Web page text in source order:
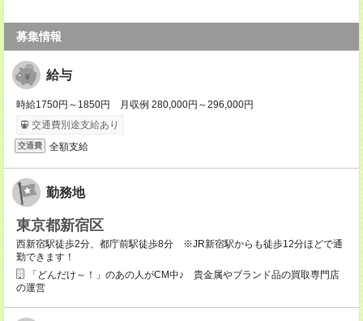
募集情報
給与
時給1750円～1850円 月収例 280,000円～296,000円
交通費別途支給あり
交通費 全額支給
勤務地
東京都新宿区
西新宿駅徒歩2分、都庁前駅徒歩8分 ※JR新宿駅からも徒歩12分ほどで通
勤できます！
「どんだけ～！」のあの人がCM中♪ 貴金属やブランド品の買取専門店
の運営